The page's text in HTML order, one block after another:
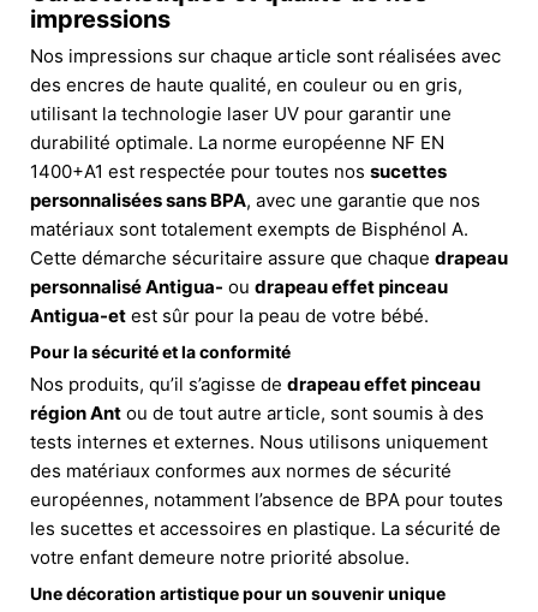
impressions
Nos impressions sur chaque article sont réalisées avec
des encres de haute qualité, en couleur ou en gris,
utilisant la technologie laser UV pour garantir une
durabilité optimale. La norme européenne NF EN
1400+A1 est respectée pour toutes nos sucettes
personnalisées sans BPA, avec une garantie que nos
matériaux sont totalement exempts de Bisphénol A.
Cette démarche sécuritaire assure que chaque drapeau
personnalisé Antigua- ou drapeau effet pinceau
Antigua-et est sûr pour la peau de votre bébé.
Pour la sécurité et la conformité
Nos produits, qu’il s’agisse de drapeau effet pinceau
région Ant ou de tout autre article, sont soumis à des
tests internes et externes. Nous utilisons uniquement
des matériaux conformes aux normes de sécurité
européennes, notamment l’absence de BPA pour toutes
les sucettes et accessoires en plastique. La sécurité de
votre enfant demeure notre priorité absolue.
Une décoration artistique pour un souvenir unique